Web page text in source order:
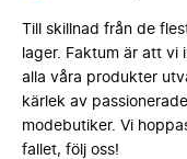
Till skillnad från de
lager. Faktum är att vi
alla våra produkter
kärlek av
modebutiker. Vi
fallet, följ oss!